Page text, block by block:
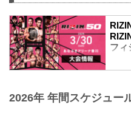
フィ
2026年 年間スケジュー